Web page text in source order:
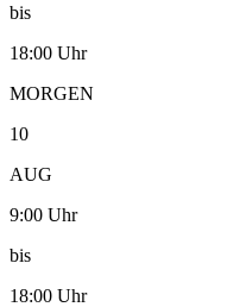
bis
18:00 Uhr
MORGEN
10
AUG
9:00 Uhr
bis
18:00 Uhr